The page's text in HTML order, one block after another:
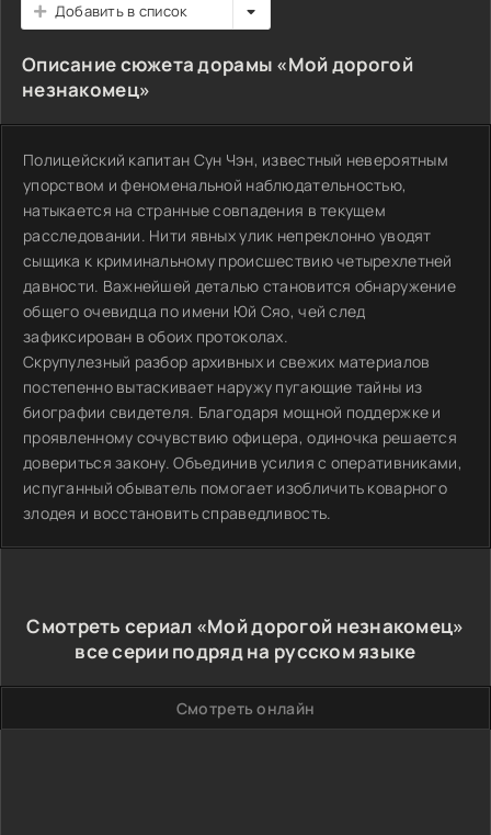
Добавить в список
Описание сюжета дорамы «Мой дорогой
незнакомец»
Полицейский капитан Сун Чэн, известный невероятным
упорством и феноменальной наблюдательностью,
натыкается на странные совпадения в текущем
расследовании. Нити явных улик непреклонно уводят
сыщика к криминальному происшествию четырехлетней
давности. Важнейшей деталью становится обнаружение
общего очевидца по имени Юй Сяо, чей след
зафиксирован в обоих протоколах.
Скрупулезный разбор архивных и свежих материалов
постепенно вытаскивает наружу пугающие тайны из
биографии свидетеля. Благодаря мощной поддержке и
проявленному сочувствию офицера, одиночка решается
довериться закону. Объединив усилия с оперативниками,
испуганный обыватель помогает изобличить коварного
злодея и восстановить справедливость.
Смотреть сериал «Мой дорогой незнакомец»
все серии подряд на русском языке
Смотреть онлайн